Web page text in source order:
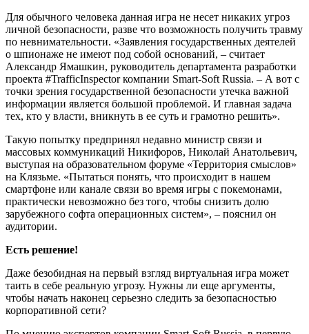
Для обычного человека данная игра не несет никаких угроз
личной безопасности, разве что возможность получить травму
по невнимательности. «Заявления государственных деятелей
о шпионаже не имеют под собой оснований, – считает
Александр Ямашкин, руководитель департамента разработки
проекта ‪#‎TrafficInspector‬ компании Smart-Soft Russia. – А вот с
точки зрения государственной безопасности утечка важной
информации является большой проблемой. И главная задача
тех, кто у власти, вникнуть в ее суть и грамотно решить».
Такую попытку предпринял недавно министр связи и
массовых коммуникаций Никифоров, Николай Анатольевич,
выступая на образовательном форуме «Территория смыслов»
на Клязьме. «Пытаться понять, что происходит в нашем
смартфоне или канале связи во время игры с покемонами,
практически невозможно без того, чтобы снизить долю
зарубежного софта операционных систем», – пояснил он
аудитории.
Есть решение!
Даже безобидная на первый взгляд виртуальная игра может
таить в себе реальную угрозу. Нужны ли еще аргументы,
чтобы начать наконец серьезно следить за безопасностью
корпоративной сети?